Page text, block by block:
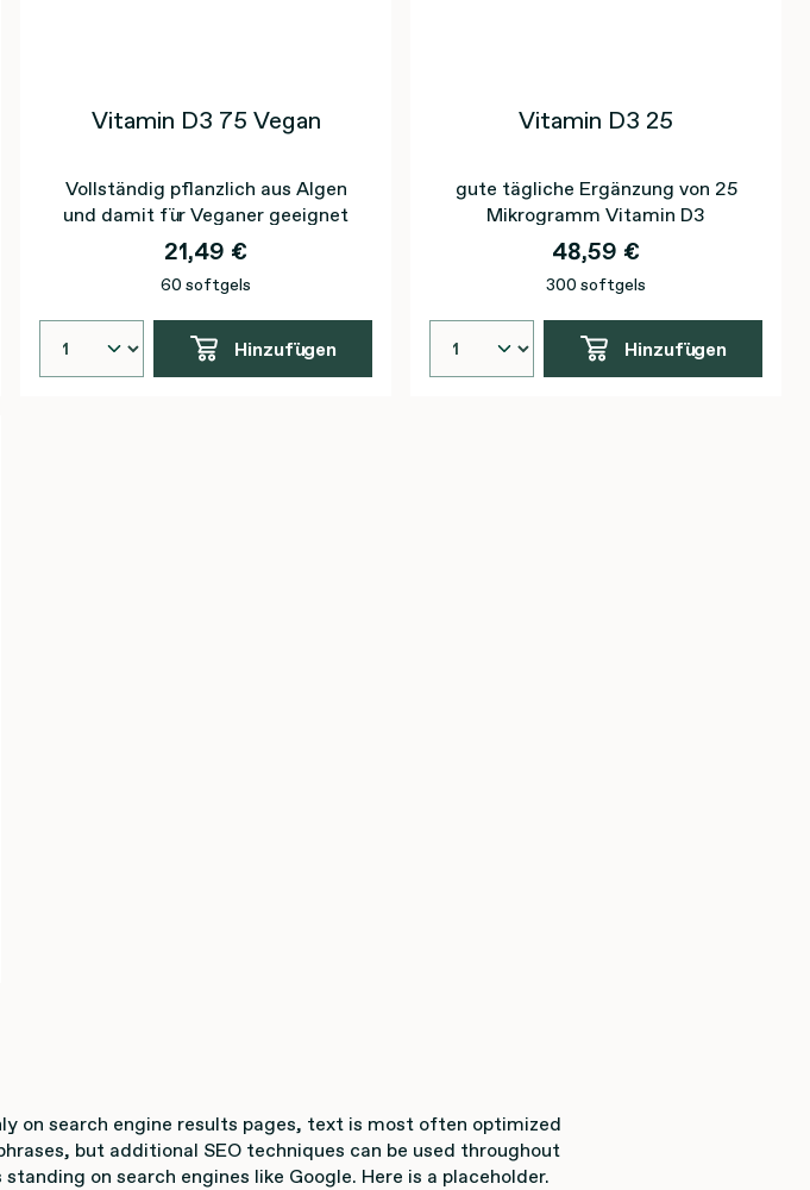
Vitamin D3 75 Vegan
Vollständig pflanzlich aus Algen
und damit für Veganer geeignet
21,49 €
60 softgels
Hinzufügen
Vitamin D3 25
gute tägliche Ergänzung von 25
Mikrogramm Vitamin D3
48,59 €
300 softgels
Hinzufügen
on search engine results pages, text is most often optimized
but additional SEO techniques can be used throughout
on search engines like Google. Here is a placeholder.